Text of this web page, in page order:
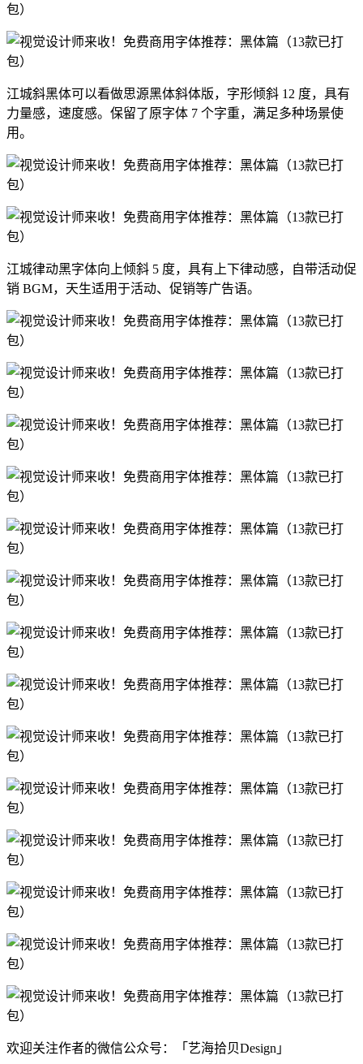
江城斜黑体可以看做思源黑体斜体版，字形倾斜 12 度，具有
力量感，速度感。保留了原字体 7 个字重，满足多种场景使
用。
江城律动黑字体向上倾斜 5 度，具有上下律动感，自带活动促
销 BGM，天生适用于活动、促销等广告语。
欢迎关注作者的微信公众号：「艺海拾贝Design」